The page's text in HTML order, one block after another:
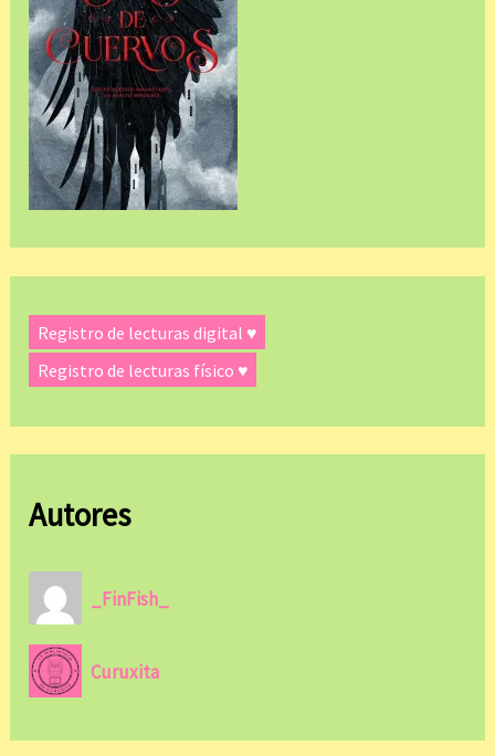
Registro de lecturas digital ♥
Registro de lecturas físico ♥
Autores
_FinFish_
Curuxita